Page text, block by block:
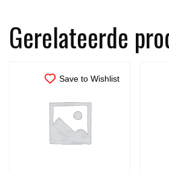
Gerelateerde
Save to Wishlist